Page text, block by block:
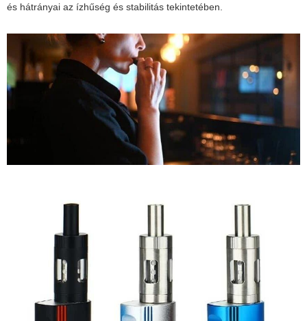
és hátrányai az ízhűség és stabilitás tekintetében.